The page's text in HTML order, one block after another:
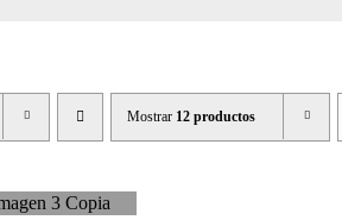
Mostrar 12 productos